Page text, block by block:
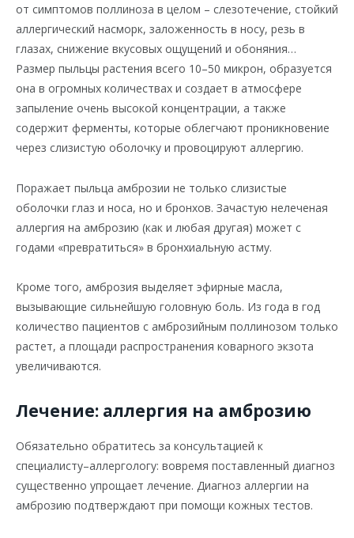
от симптомов поллиноза в целом – слезотечение, стойкий
аллергический насморк, заложенность в носу, резь в
глазах, снижение вкусовых ощущений и обоняния…
Размер пыльцы растения всего 10–50 микрон, образуется
она в огромных количествах и создает в атмосфере
запыление очень высокой концентрации, а также
содержит ферменты, которые облегчают проникновение
через слизистую оболочку и провоцируют аллергию.
Поражает пыльца амброзии не только слизистые
оболочки глаз и носа, но и бронхов. Зачастую нелеченая
аллергия на амброзию (как и любая другая) может с
годами «превратиться» в бронхиальную астму.
Кроме того, амброзия выделяет эфирные масла,
вызывающие сильнейшую головную боль. Из года в год
количество пациентов с амброзийным поллинозом только
растет, а площади распространения коварного экзота
увеличиваются.
Лечение: аллергия на амброзию
Обязательно обратитесь за консультацией к
специалисту–аллергологу: вовремя поставленный диагноз
существенно упрощает лечение. Диагноз аллергии на
амброзию подтверждают при помощи кожных тестов.